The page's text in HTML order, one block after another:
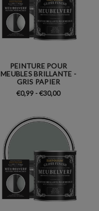
PEINTURE POUR
MEUBLES BRILLANTE -
GRIS PAPIER
€0,99 - €30,00